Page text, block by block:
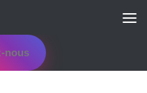
nous